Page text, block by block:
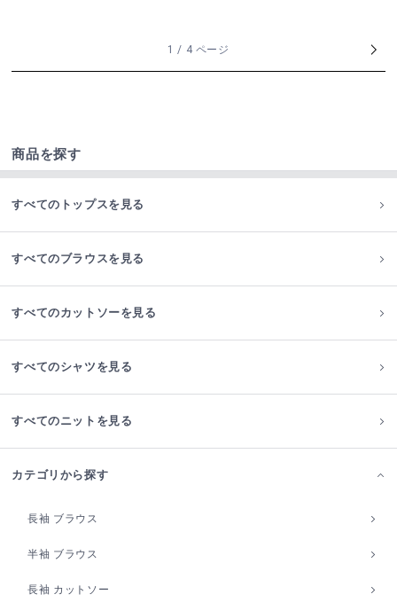
1 / 4 ページ
商品を探す
すべてのトップスを見る
すべてのブラウスを見る
すべてのカットソーを見る
すべてのシャツを見る
すべてのニットを見る
カテゴリから探す
長袖 ブラウス
半袖 ブラウス
長袖 カットソー